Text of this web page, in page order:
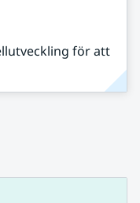
för att